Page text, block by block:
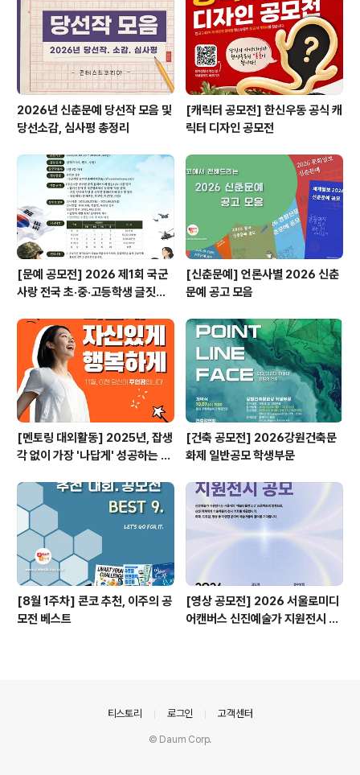
집니다. 유료 등록 기간이지만 특별히 무료 참가신청 가능
한 초청코드 안내!🚀 콘테스트코리아 대상 초청코드..
2026년 신춘문예 당선작 모음 및
당선소감, 심사평 총정리
[캐릭터 공모전] 한신우동 공식 캐
릭터 디자인 공모전
[문예 공모전] 2026 제1회 국군
사랑 전국 초·중·고등학생 글짓기
[신춘문예] 언론사별 2026 신춘
문예 공고 모음
[멘토링 대외활동] 2025년, 잡생
각 없이 가장 '나답게' 성공하는 법
[건축 공모전] 2026강원건축문
화제 일반공모 학생부문
[8월 1주차] 콘코 추천, 이주의 공
모전 베스트
[영상 공모전] 2026 서울로미디
어캔버스 신진예술가 지원전시 공
티스토리 로그인 고객센터
© Daum Corp.